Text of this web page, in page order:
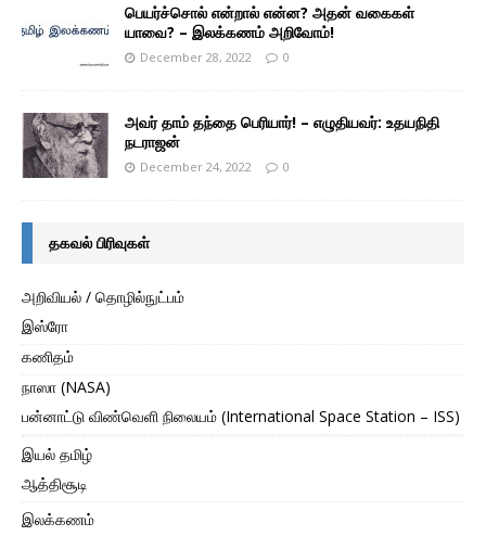
பெயர்ச்சொல் என்றால் என்ன? அதன் வகைகள்
யாவை? – இலக்கணம் அறிவோம்!
December 28, 2022 0
அவர் தாம் தந்தை பெரியார்! – எழுதியவர்: உதயநிதி
நடராஜன்
December 24, 2022 0
தகவல் பிரிவுகள்
அறிவியல் / தொழில்நுட்பம்
இஸ்ரோ
கணிதம்
நாஸா (NASA)
பன்னாட்டு விண்வெளி நிலையம் (International Space Station – ISS)
இயல் தமிழ்
ஆத்திசூடி
இலக்கணம்